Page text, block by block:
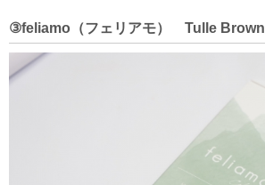
③feliamo（フェリアモ） Tulle Brown